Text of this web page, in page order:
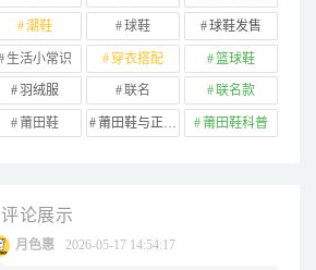
潮鞋 球鞋 球鞋发售
生活小常识 穿衣搭配 篮球鞋
羽绒服 联名 联名款
莆田鞋 莆田鞋与正品对比 莆田鞋科普
评论展示
月色惠 2026-05-17 14:54:17